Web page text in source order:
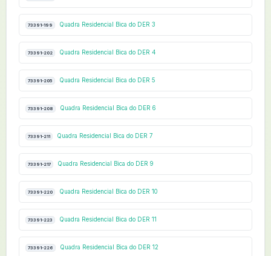
73391-199 Quadra Residencial Bica do DER 3
73391-202 Quadra Residencial Bica do DER 4
73391-205 Quadra Residencial Bica do DER 5
73391-208 Quadra Residencial Bica do DER 6
73391-211 Quadra Residencial Bica do DER 7
73391-217 Quadra Residencial Bica do DER 9
73391-220 Quadra Residencial Bica do DER 10
73391-223 Quadra Residencial Bica do DER 11
73391-226 Quadra Residencial Bica do DER 12